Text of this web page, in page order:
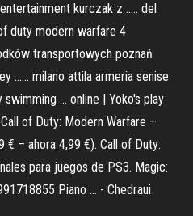
kurczak z ..... del
duty modern warfare 4
transportowych poznań
...... milano attila armeria senise
... online | Yoko's play
of Duty: Modern Warfare –
€ – ahora 4,99 €). Call of Duty:
para juegos de PS3. Magic:
Piano ... - Chedraui